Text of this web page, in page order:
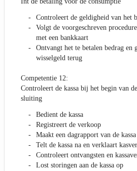
Controleert de geldigheid van het
Volgt de voorgeschreven
met een bankkaart
Ontvangt het te betalen bedrag en
wisselgeld terug
Competentie 12:
Controleert de kassa bij het begin van
sluiting
Bedient de kassa
Registreert de verkoop
Maakt een dagrapport van de kassa
Telt de kassa na en verklaart
Controleert ontvangsten en
Lost storingen aan de kassa op